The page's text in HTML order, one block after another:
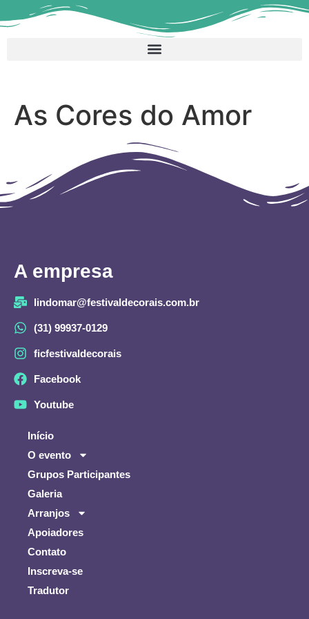
As Cores do Amor
A empresa
lindomar@festivaldecorais.com.br
(31) 99937-0129
ficfestivaldecorais
Facebook
Youtube
Início
O evento
Grupos Participantes
Galeria
Arranjos
Apoiadores
Contato
Inscreva-se
Tradutor